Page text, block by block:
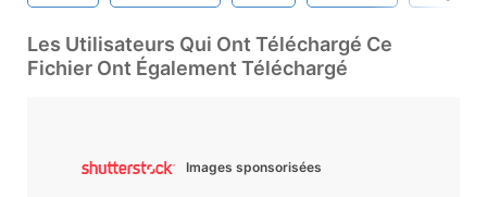
Les Utilisateurs Qui Ont Téléchargé Ce
Fichier Ont Également Téléchargé
Images sponsorisées